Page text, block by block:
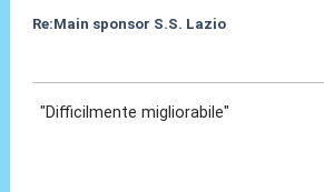
Re:Main sponsor S.S. Lazio
"Difficilmente migliorabile"